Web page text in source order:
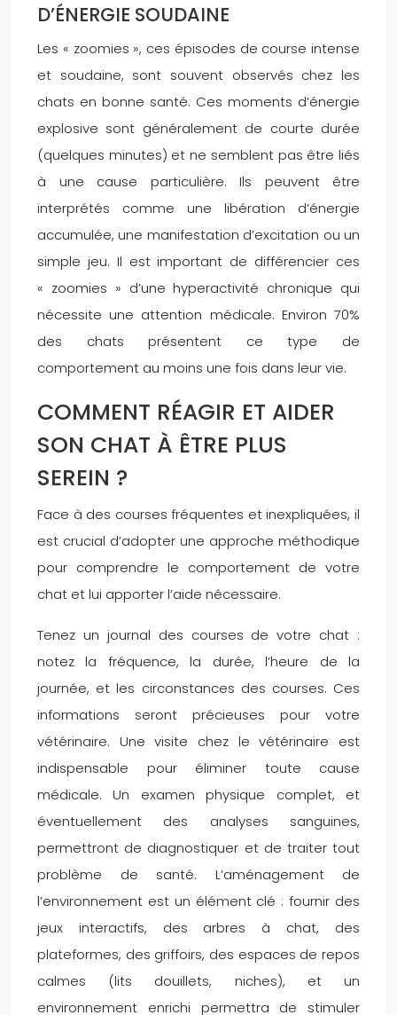
D’ÉNERGIE SOUDAINE
Les « zoomies », ces épisodes de course intense
et soudaine, sont souvent observés chez les
chats en bonne santé. Ces moments d’énergie
explosive sont généralement de courte durée
(quelques minutes) et ne semblent pas être liés
à une cause particulière. Ils peuvent être
interprétés comme une libération d’énergie
accumulée, une manifestation d’excitation ou un
simple jeu. Il est important de différencier ces
« zoomies » d’une hyperactivité chronique qui
nécessite une attention médicale. Environ 70%
des chats présentent ce type de
comportement au moins une fois dans leur vie.
COMMENT RÉAGIR ET AIDER
SON CHAT À ÊTRE PLUS
SEREIN ?
Face à des courses fréquentes et inexpliquées, il
est crucial d’adopter une approche méthodique
pour comprendre le comportement de votre
chat et lui apporter l’aide nécessaire.
Tenez un journal des courses de votre chat :
notez la fréquence, la durée, l’heure de la
journée, et les circonstances des courses. Ces
informations seront précieuses pour votre
vétérinaire. Une visite chez le vétérinaire est
indispensable pour éliminer toute cause
médicale. Un examen physique complet, et
éventuellement des analyses sanguines,
permettront de diagnostiquer et de traiter tout
problème de santé. L’aménagement de
l’environnement est un élément clé : fournir des
jeux interactifs, des arbres à chat, des
plateformes, des griffoirs, des espaces de repos
calmes (lits douillets, niches), et un
environnement enrichi permettra de stimuler